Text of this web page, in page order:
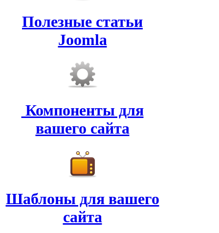
Полезные статьи
Joomla
Компоненты для
вашего сайта
Шаблоны для вашего
сайта